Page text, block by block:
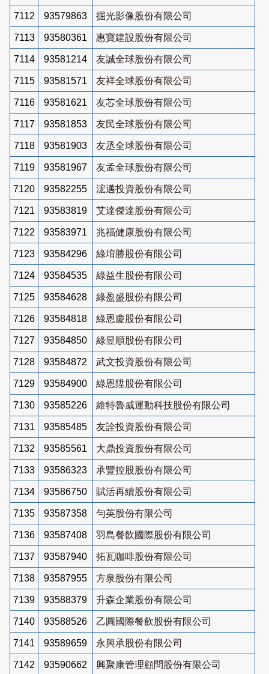
7112 93579863 掘光影像股份有限公司
7113 93580361 惠寶建設股份有限公司
7114 93581214 友誠全球股份有限公司
7115 93581571 友祥全球股份有限公司
7116 93581621 友芯全球股份有限公司
7117 93581853 友民全球股份有限公司
7118 93581903 友丞全球股份有限公司
7119 93581967 友孟全球股份有限公司
7120 93582255 浤邁投資股份有限公司
7121 93583819 艾達傑達股份有限公司
7122 93583971 兆福健康股份有限公司
7123 93584296 綠堉勝股份有限公司
7124 93584535 綠益生股份有限公司
7125 93584628 綠盈盛股份有限公司
7126 93584818 綠恩慶股份有限公司
7127 93584850 綠昱順股份有限公司
7128 93584872 武文投資股份有限公司
7129 93584900 綠恩陞股份有限公司
7130 93585226 維特魯威運動科技股份有限公司
7131 93585485 友詮投資股份有限公司
7132 93585561 大鼎投資股份有限公司
7133 93586323 承豐控股股份有限公司
7134 93586750 賦活再續股份有限公司
7135 93587358 勻英股份有限公司
7136 93587408 羽島餐飲國際股份有限公司
7137 93587940 拓瓦咖啡股份有限公司
7138 93587955 方泉股份有限公司
7139 93588379 升森企業股份有限公司
7140 93588526 乙圓國際餐飲股份有限公司
7141 93589659 永興承股份有限公司
7142 93590662 興聚康管理顧問股份有限公司